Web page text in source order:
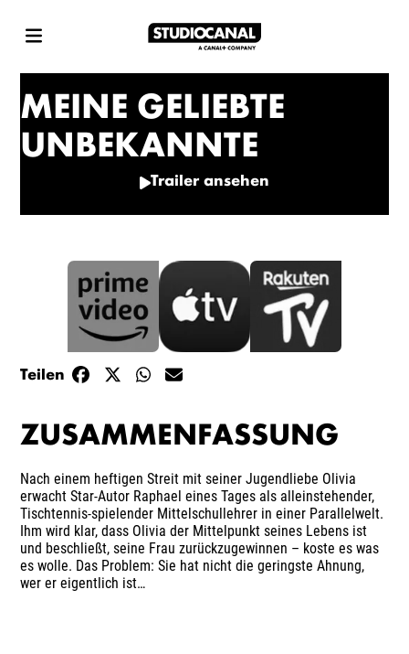
MEINE GELIEBTE
UNBEKANNTE
Trailer ansehen
ZUSAMMENFASSUNG
Nach einem heftigen Streit mit seiner Jugendliebe Olivia
erwacht Star-Autor Raphael eines Tages als alleinstehender,
Tischtennis-spielender Mittelschullehrer in einer Parallelwelt.
Ihm wird klar, dass Olivia der Mittelpunkt seines Lebens ist
und beschließt, seine Frau zurückzugewinnen – koste es was
es wolle. Das Problem: Sie hat nicht die geringste Ahnung,
wer er eigentlich ist…
Teilen